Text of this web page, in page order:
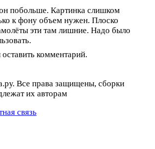
побольше. Картинка слишком
к фону объем нужен. Плоско
эти там лишние. Надо было
комментарий.
Все права защищены, сборки
их авторам
связь